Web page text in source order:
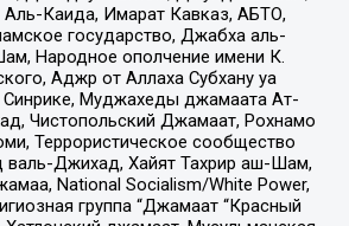
Каида, Имарат Кавказ, АБТО,
государство, Джабха аль-
Народное ополчение имени К.
Аджр от Аллаха Субхану уа
Синрике, Муджахеды джамаата Ат-
Чистопольский Джамаат, Рохнамо
Террористическое сообщество
валь-Джихад, Хайят Тахрир аш-Шам,
National Socialism/White Power,
группа “Джамаат “Красный